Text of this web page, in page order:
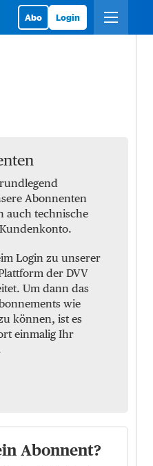
Abo Login
Abonnenten
auch technische
Login zu unserer
der DVV
Um dann das
wie
können, ist es
einmalig Ihr
Abonnent?